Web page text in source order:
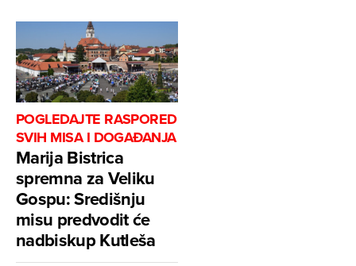
POGLEDAJTE RASPORED
SVIH MISA I DOGAĐANJA
Marija Bistrica
spremna za Veliku
Gospu: Središnju
misu predvodit će
nadbiskup Kutleša